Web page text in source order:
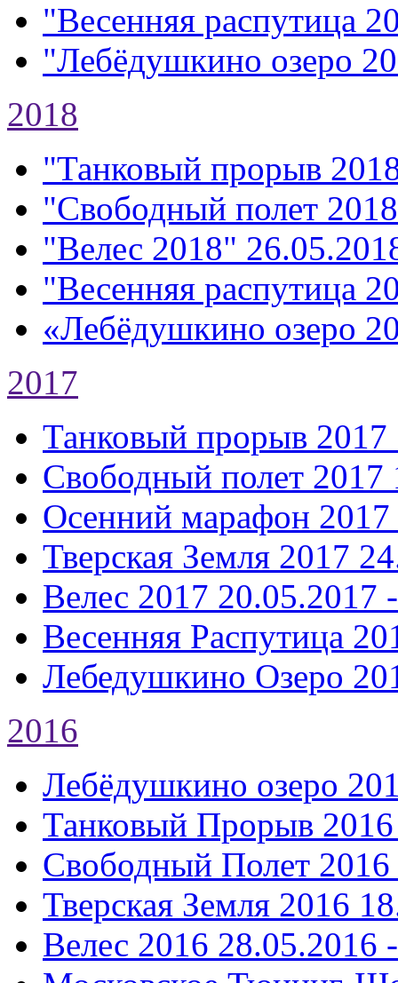
"Весенняя распутица
"Лебёдушкино озеро
2018
"Танковый прорыв
"Свободный полет
"Велес 2018"
"Весенняя распутица
«Лебёдушкино озеро
2017
Танковый прорыв 2017
Свободный полет 2017
Осенний марафон 2017
Тверская Земля 2017
Велес 2017 20.05.2017
Весенняя Распутица
Лебедушкино Озеро
2016
Лебёдушкино озеро
Танковый Прорыв 2016
Свободный Полет 2016
Тверская Земля 2016
Велес 2016 28.05.2016